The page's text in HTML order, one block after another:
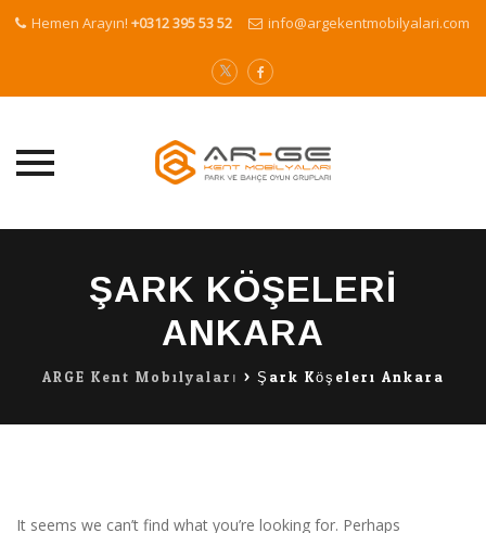
Hemen Arayın! +0312 395 53 52 info@argekentmobilyalari.com
ŞARK KÖŞELERI
ANKARA
ARGE Kent Mobilyaları > Şark Köşeleri Ankara
It seems we can’t find what you’re looking for. Perhaps